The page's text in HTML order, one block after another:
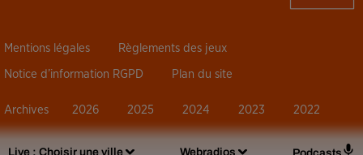
Live : Choisir une ville Webradios
Mentions légales Règlements des jeux
Notice d’information RGPD Plan du site
Archives 2026 2025 2024 2023 2022